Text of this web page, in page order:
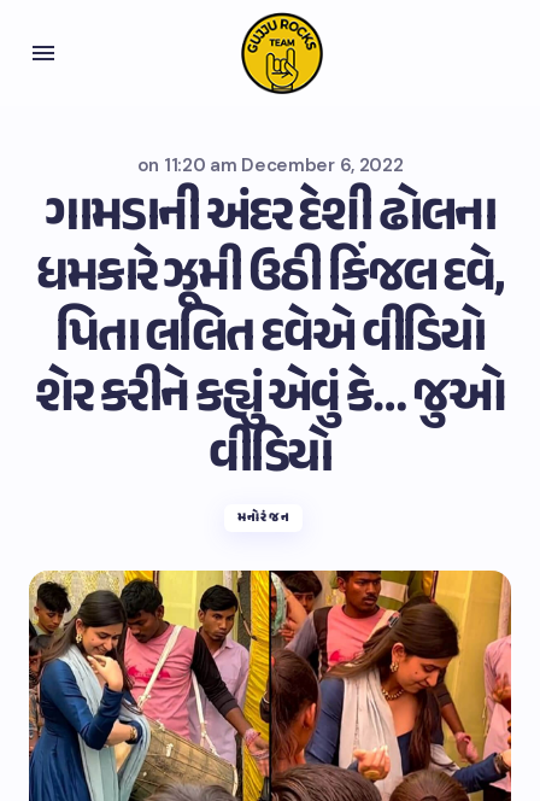
on 11:20 am December 6, 2022
ગામડાની અંદર દેશી ઢોલના
ધમકારે ઝૂમી ઉઠી કિંજલ દવે,
પિતા લલિત દવેએ વીડિયો
શેર કરીને કહ્યું એવું કે… જુઓ
વીડિયો
મનોરંજન